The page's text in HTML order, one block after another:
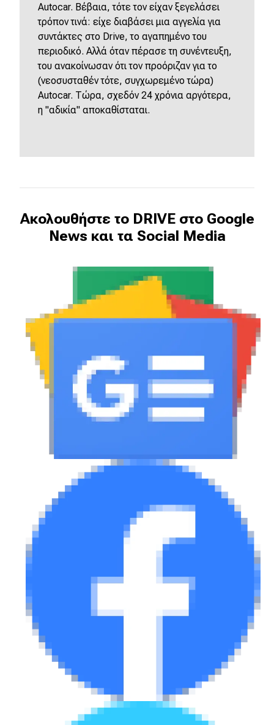
Autocar. Βέβαια, τότε τον είχαν ξεγελάσει
τρόπον τινά: είχε διαβάσει μια αγγελία για
συντάκτες στο Drive, το αγαπημένο του
περιοδικό. Αλλά όταν πέρασε τη συνέντευξη,
του ανακοίνωσαν ότι τον προόριζαν για το
(νεοσυσταθέν τότε, συγχωρεμένο τώρα)
Autocar. Τώρα, σχεδόν 24 χρόνια αργότερα,
η "αδικία" αποκαθίσταται.
Ακολουθήστε το DRIVE στο Google
News και τα Social Media